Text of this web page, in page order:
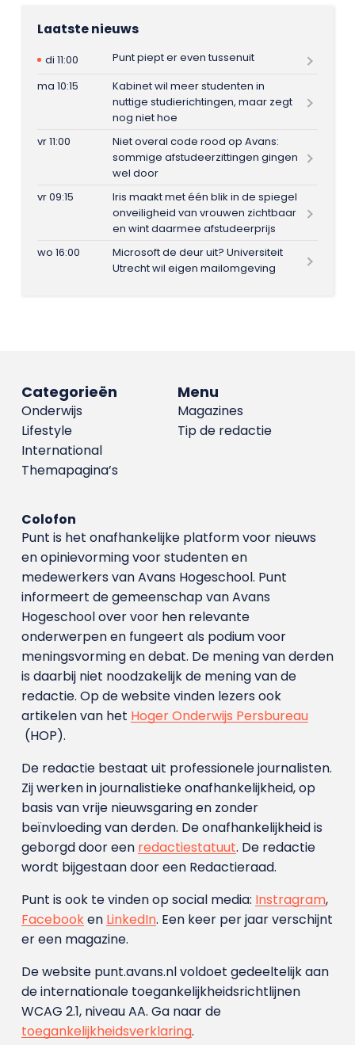
Laatste nieuws
di 11:00
Punt piept er even tussenuit
ma 10:15
Kabinet wil meer studenten in
nuttige studierichtingen, maar zegt
nog niet hoe
vr 11:00
Niet overal code rood op Avans:
sommige afstudeerzittingen gingen
wel door
vr 09:15
Iris maakt met één blik in de spiegel
onveiligheid van vrouwen zichtbaar
en wint daarmee afstudeerprijs
wo 16:00
Microsoft de deur uit? Universiteit
Utrecht wil eigen mailomgeving
Menu
Magazines
Tip de redactie
Categorieën
Onderwijs
Lifestyle
International
Themapagina’s
Colofon
Punt is het onafhankelijke platform voor nieuws
en opinievorming voor studenten en
medewerkers van Avans Hoge­school. Punt
informeert de gemeenschap van Avans
Hogeschool over voor hen relevante
onderwerpen en fungeert als podium voor
meningsvorming en debat. De mening van derden
is daarbij niet noodzakelijk de mening van de
redactie. Op de website vinden lezers ook
artikelen van het Hoger Onderwijs Persbureau
(HOP).
De redactie bestaat uit professionele journalisten.
Zij werken in journalistieke onafhankelijkheid, op
basis van vrije nieuwsgaring en zonder
beïnvloeding van derden. De onafhankelijkheid is
geborgd door een redactiestatuut. De redactie
wordt bijgestaan door een Redactieraad.
Punt is ook te vinden op social media: Instragram,
Facebooken LinkedIn. Een keer per jaar verschijnt
er een magazine.
De website punt.avans.nl voldoet gedeeltelijk aan
de internationale toegankelijkheidsrichtlijnen
WCAG 2.1, niveau AA. Ga naar de
toegankelijkheidsverklaring.